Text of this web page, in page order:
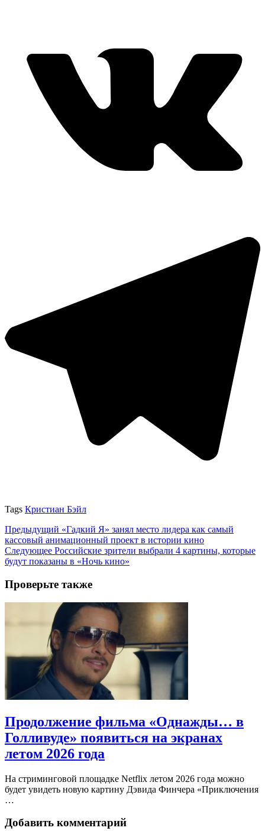
Tags Кристиан Бэйл
Предыдущий «Гадкий Я» занял место лидера как самый
кассовый анимационный проект в истории кино
Следующее Российские зрители выбрали 4 картины, которые
будут показаны в «Ночь кино»
Проверьте также
Продолжение фильма «Однажды… в
Голливуде» появиться на экранах
летом 2026 года
На стриминговой площадке Netflix летом 2026 года можно
будет увидеть новую картину Дэвида Финчера «Приключения
…
Добавить комментарий